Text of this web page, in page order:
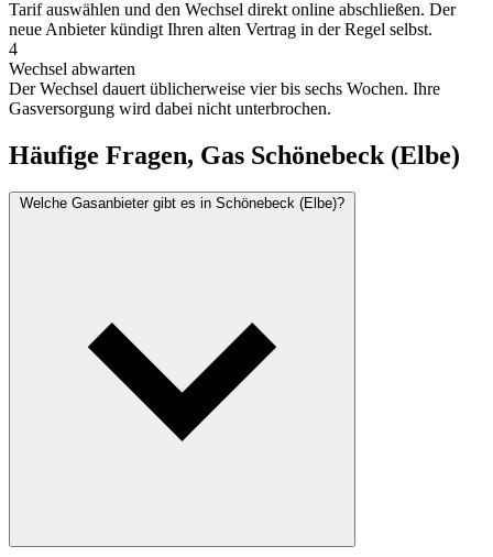
Tarif auswählen und den Wechsel direkt online abschließen. Der
neue Anbieter kündigt Ihren alten Vertrag in der Regel selbst.
4
Wechsel abwarten
Der Wechsel dauert üblicherweise vier bis sechs Wochen. Ihre
Gasversorgung wird dabei nicht unterbrochen.
Häufige Fragen, Gas Schönebeck (Elbe)
Welche Gasanbieter gibt es in Schönebeck (Elbe)?